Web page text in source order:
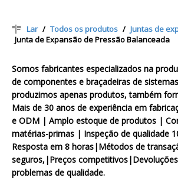
Lar / Todos os produtos / Juntas de
Junta de Expansão de Pressão Balanceada
Somos fabricantes especializados na
de componentes e braçadeiras de
produzimos apenas produtos, também
Mais de 30 anos de experiência em
e ODM | Amplo estoque de produtos |
matérias-primas | Inspeção de qualidade
Resposta em 8 horas|Métodos de
seguros,|Preços
problemas de qualidade.